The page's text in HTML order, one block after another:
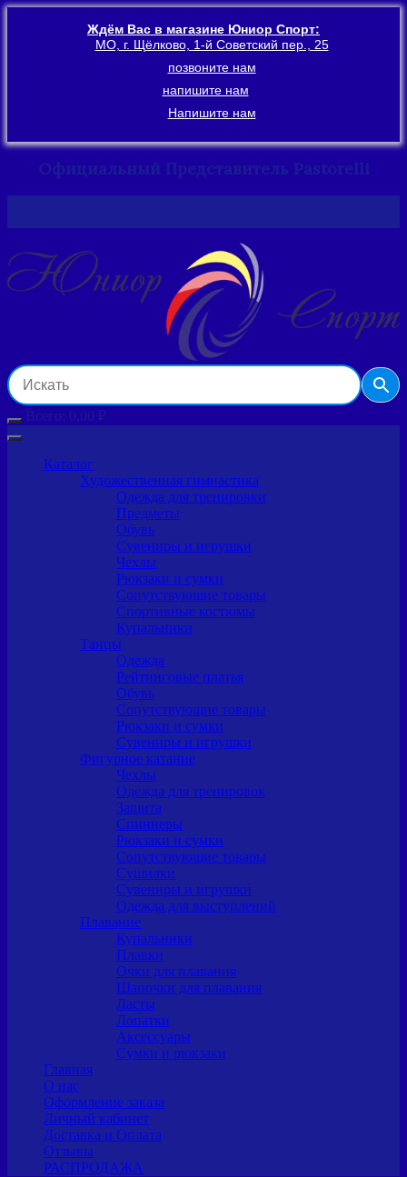
Ждём Вас в магазине Юниор Спорт:
МО, г. Щёлково, 1-й Советский пер., 25
позвоните нам
напишите нам
Напишите нам
Официальный Представитель Pastorelli
Всего: 0,00 ₽
Каталог
Художественная гимнастика
Одежда для тренировки
Предметы
Обувь
Сувениры и игрушки
Чехлы
Рюкзаки и сумки
Сопутствующие товары
Спортивные костюмы
Купальники
Танцы
Одежда
Рейтинговые платья
Обувь
Сопутствующие товары
Рюкзаки и сумки
Сувениры и игрушки
Фигурное катание
Чехлы
Одежда для тренировок
Защита
Спиннеры
Рюкзаки и сумки
Сопутствующие товары
Сушилки
Сувениры и игрушки
Одежда для выступлений
Плавание
Купальники
Плавки
Очки для плавания
Шапочки для плавания
Ласты
Лопатки
Аксессуары
Сумки и рюкзаки
Главная
О нас
Оформление заказа
Личный кабинет
Доставка и Оплата
Отзывы
РАСПРОДАЖА